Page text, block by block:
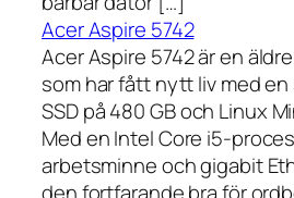
Acer Aspire 5742
Acer Aspire 5742 är en
som har fått nytt liv med
SSD på 480 GB och Linux
Med en Intel Core i5-
arbetsminne och gigabit
den fortfarande bra för